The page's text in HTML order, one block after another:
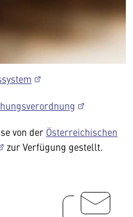
von der Österreichischen
zur Verfügung gestellt.